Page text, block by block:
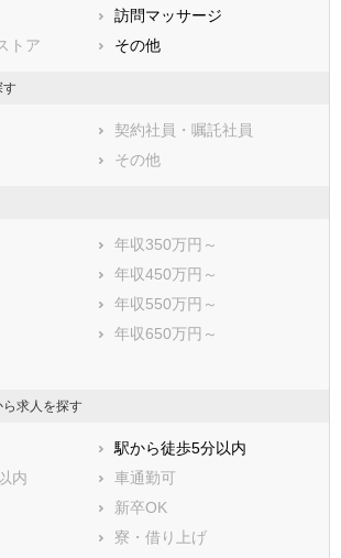
訪問マッサージ
トア
その他
す
契約社員・嘱託社員
その他
年収350万円～
年収450万円～
年収550万円～
年収650万円～
ら求人を探す
駅から徒歩5分以内
内
車通勤可
新卒OK
寮・借り上げ